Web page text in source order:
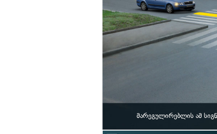
მარეგულირებლის ამ